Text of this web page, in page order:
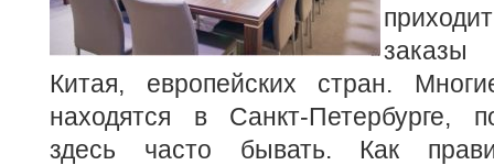
заказы
Китая, европейских стран.
находятся в Санкт-Петербурге,
здесь часто бывать. Как